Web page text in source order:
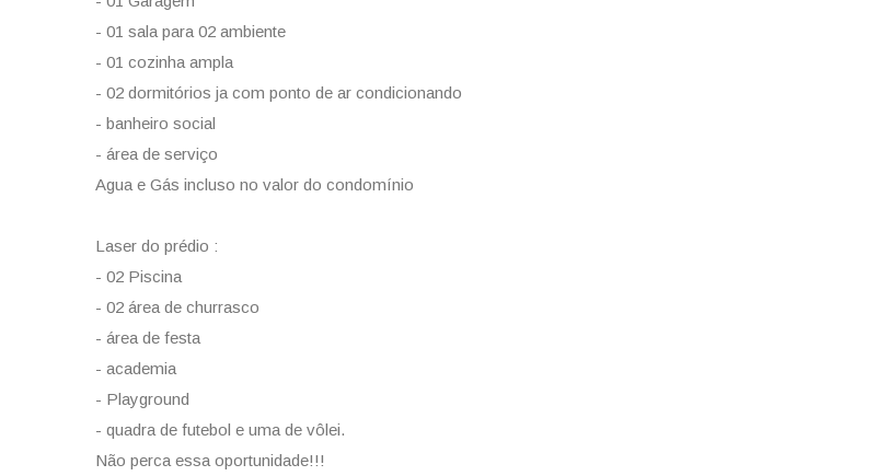
- 01 sala para 02 ambiente
- 01 cozinha ampla
- 02 dormitórios ja com ponto de ar condicionando
- banheiro social
- área de serviço
Agua e Gás incluso no valor do condomínio
Laser do prédio :
- 02 Piscina
- 02 área de churrasco
- área de festa
- academia
- Playground
- quadra de futebol e uma de vôlei.
Não perca essa oportunidade!!!